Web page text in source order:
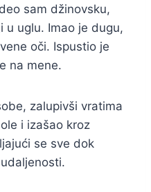
sam džinovsku,
u uglu. Imao je dugu,
oči. Ispustio je
na mene.
zalupivši vratima
i izašao kroz
se sve dok